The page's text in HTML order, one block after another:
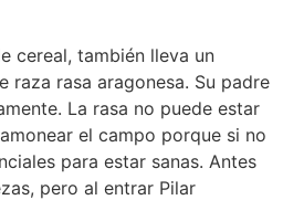
cereal, también lleva un
raza rasa aragonesa. Su padre
La rasa no puede estar
el campo porque si no
para estar sanas. Antes
pero al entrar Pilar